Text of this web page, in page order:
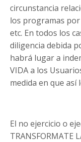
circunstancia
los programas
etc. En todos los
diligencia debida
habrá lugar a
VIDA a los
medida en que
El no ejercicio o
TRANSFORMATE